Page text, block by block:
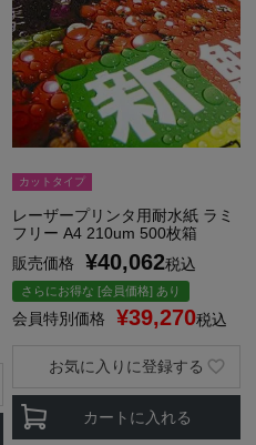
カットタイプ
レーザープリンタ用耐水紙 ラミ
フリー A4 210um 500枚箱
販売価格
¥40,062税込
さらにお得な [会員価格] あり
会員特別価格 ¥39,270税込
カートに入れる
お気に入りに登録する